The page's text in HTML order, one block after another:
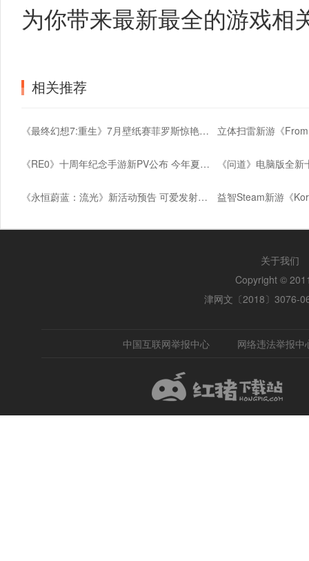
为你带来最新最全的游戏相
相关推荐
《最终幻想7:重生》7月壁纸赛菲罗斯惊艳亮相
《RE0》十周年纪念手游新PV公布 今年夏季上线
《永恒蔚蓝：流光》新活动预告 可爱发射器登场
关于我们
Copyright ©
津网文〔2018〕3076-
中国互联网举报中心 网络违法举报中